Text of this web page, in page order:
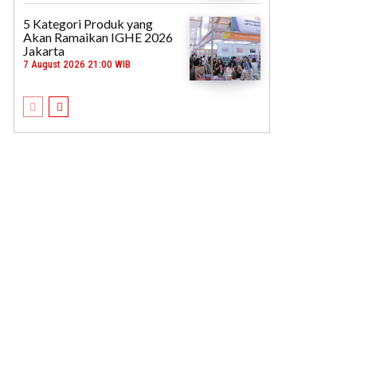
5 Kategori Produk yang
Akan Ramaikan IGHE 2026
Jakarta
7 August 2026 21:00 WIB